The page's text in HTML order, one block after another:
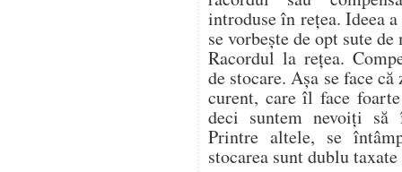
introduse în rețea. Ideea
se vorbește de opt sute
Racordul la rețea.
de stocare. Așa se face
curent, care îl face
deci suntem nevoiți să
Printre altele, se
stocarea sunt dublu